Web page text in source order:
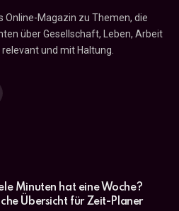
Online-Magazin zu Themen, die
über Gesellschaft, Leben, Arbeit
und mit Haltung.
Minuten hat eine Woche?
Übersicht für Zeit-Planer